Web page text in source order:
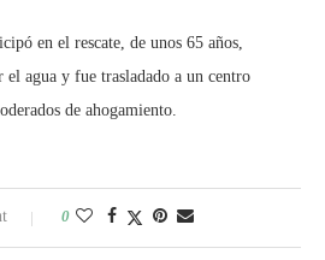
en el rescate, de unos 65 años,
agua y fue trasladado a un centro
de ahogamiento.
0